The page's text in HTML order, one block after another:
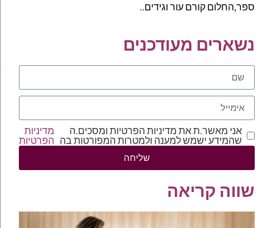
ספר,החלום קורם עור וגידים..
נשארים מעודכנים
אני מאשר.ת את מדיניות הפרטיות ומסכים.ה
שהמידע ישמש למענה ולמטרות המפורטות בה
מדיניות
הפרטיות
שליחה
שווה קריאה